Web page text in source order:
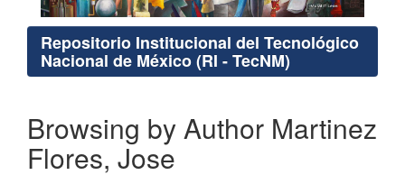
Repositorio Institucional del Tecnológico
Nacional de México (RI - TecNM)
Browsing by Author Martinez
Flores, Jose